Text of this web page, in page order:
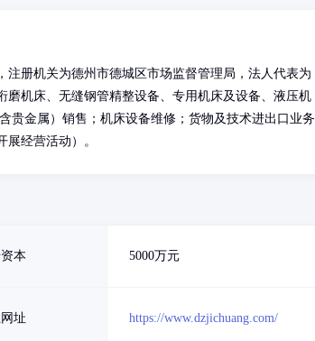
册机关为德州市德城区市场监督管理局，法人代表为
机床、无缝钢管精整设备、专用机床及设备、液压机
贵金属）销售；机床设备维修；货物及技术进出口业务
经营活动）。
本 5000万元
址 https://www.dzjichuang.com/